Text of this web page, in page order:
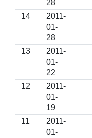
28
14
2011-
01-
28
13
2011-
01-
22
12
2011-
01-
19
11
2011-
01-